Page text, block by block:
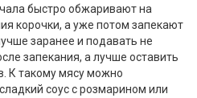
быстро обжаривают на
корочки, а уже потом запекают
заранее и подавать не
запекания, а лучше оставить
К такому мясу можно
соус с розмарином или